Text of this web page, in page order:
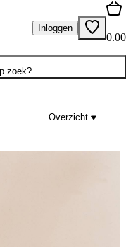
Inloggen
0.00
zoek?
Overzicht